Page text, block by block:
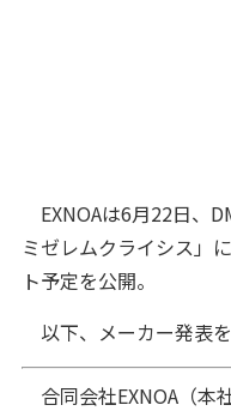
EXNOAは6月22日、
ミゼレムクライシス」
ト予定を公開。
以下、メーカー発表を
合同会社EXNOA（本